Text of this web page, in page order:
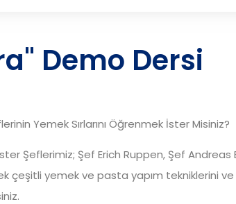
Demo Dersi
Yemek Sırlarını Öğrenmek İster Misiniz?
Şeflerimiz; Şef Erich Ruppen, Şef Andreas
çeşitli yemek ve pasta yapım tekniklerini